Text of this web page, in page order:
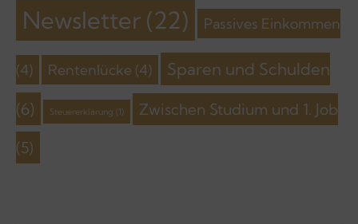
Newsletter (22) Passives Einkommen
(4) Rentenlücke (4)
Sparen und Schulden
(6)
Steuererklärung (1)
Zwischen Studium und 1. Job
(5)